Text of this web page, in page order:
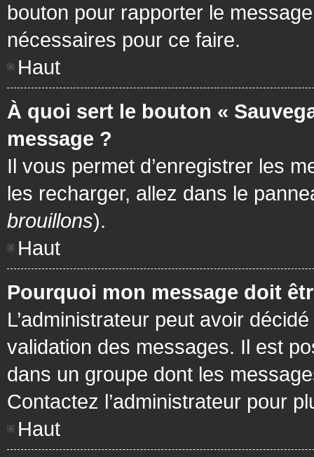
bouton pour rapporter le
nécessaires pour ce faire.
Haut
À quoi sert le bouton «
message ?
Il vous permet d’enregistrer les
les recharger, allez dans le
brouillons).
Haut
Pourquoi mon message doit
L’administrateur peut avoir
validation des messages. Il est
dans un groupe dont les
Contactez l’administrateur pour
Haut